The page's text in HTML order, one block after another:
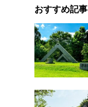
おすすめ記事